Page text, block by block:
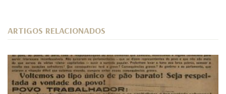
ARTIGOS RELACIONADOS